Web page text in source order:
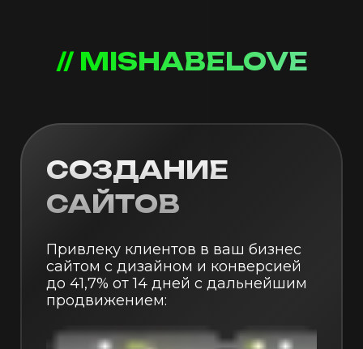
// MISHABELOVE
СОЗДАНИЕ
САЙТОВ
Привлеку клиентов в ваш бизнес
сайтом с дизайном и конверсией
до 41,7% от 14 дней с дальнейшим
продвижением: